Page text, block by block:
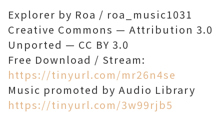
Explorer by Roa / roa_music1031
Creative Commons — Attribution 3.0
Unported — CC BY 3.0
Free Download / Stream:
https://tinyurl.com/mr26n4se
Music promoted by Audio Library
https://tinyurl.com/3w99rjb5